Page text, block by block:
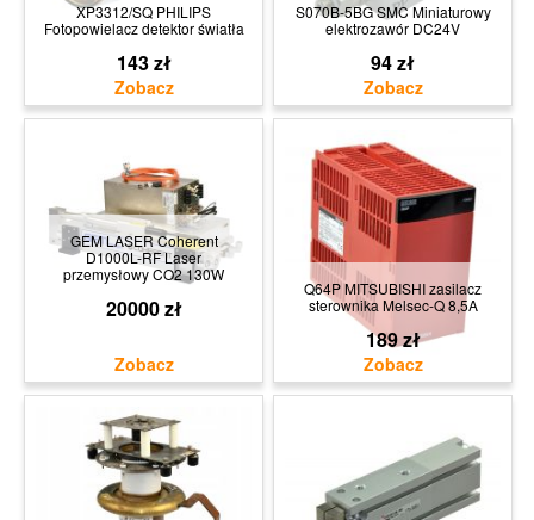
XP3312/SQ PHILIPS
Fotopowielacz detektor światła
143 zł
S070B-5BG SMC Miniaturowy
elektrozawór DC24V
94 zł
GEM LASER Coherent
D1000L-RF Laser
przemysłowy CO2 130W
20000 zł
Q64P MITSUBISHI zasilacz
sterownika Melsec-Q 8,5A
189 zł